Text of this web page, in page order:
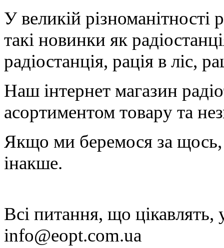
У великій різноманітності
такі новинки як
радіостанція, рація в ліс,
Наш інтернет магазин
асортиментом товару та
Якщо ми беремося за
інакше.
Всі питання, що
info@eopt.com.ua